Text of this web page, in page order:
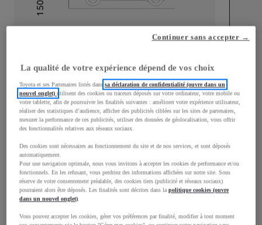
Hauteur1 500
Largeur
1 745mm
Consommation mixte
Consommation mixte 3,8L/100 km
La qualité de votre expérience dépend de vos choix
Toyota et ses Partenaires listés danssa déclaration de confidentialité (ouvre dans un
nouvel onglet)utilisent des cookies ou traceurs déposés sur votre ordinateur, votre mobile ou
votre tablette, afin de poursuivre les finalités suivantes : améliorer votre expérience utilisateur,
réaliser des statistiques d’audience, afficher des publicités ciblées sur les sites de partenaires,
mesurer la performance de ces publicités, utiliser des données de géolocalisation, vous offrir
des fonctionnalités relatives aux réseaux sociaux.
Des cookies sont nécessaires au fonctionnement du site et de nos services, et sont déposés
automatiquement.
Pour une navigation optimale, nous vous invitons à accepter les cookies de performance et/ou
fonctionnels. En les refusant, vous perdriez des informations affichées sur notre site. Sous
réserve de votre consentement préalable, des cookies tiers (publicité et réseaux sociaux)
pourraient alors être déposés. Les finalités sont décrites dans lapolitique cookies (ouvre
dans un nouvel onglet).
Vous pouvez accepter les cookies, gérer vos préférences par finalité, modifier à tout moment
Continuer sans accepter →